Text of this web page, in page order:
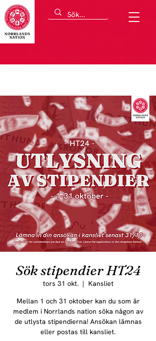
Sök stipendier HT24
tors 31 okt.
  |
Kansliet
Mellan 1 och 31 oktober kan du som är
medlem i Norrlands nation söka någon av
de utlysta stipendierna! Ansökan lämnas
eller postas till kansliet.